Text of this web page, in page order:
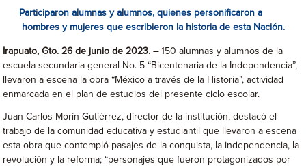
Participaron alumnas y alumnos, quienes personificaron a
hombres y mujeres que escribieron la historia de esta Nación.
Irapuato, Gto. 26 de junio de 2023. –150 alumnas y alumnos de la
escuela secundaria general No. 5 “Bicentenaria de la Independencia”,
llevaron a escena la obra “México a través de la Historia”, actividad
enmarcada en el plan de estudios del presente ciclo escolar.
Juan Carlos Morín Gutiérrez, director de la institución, destacó el
trabajo de la comunidad educativa y estudiantil que llevaron a escena
esta obra que contempló pasajes de la conquista, la independencia, la
revolución y la reforma; “personajes que fueron protagonizados por